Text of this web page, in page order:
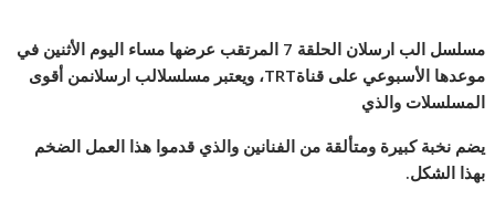
مسلسل الب ارسلان الحلقة 7 المرتقب عرضها مساء اليوم الأثنين في
موعدها الأسبوعي على قناةTRT، ويعتبر مسلسلالب ارسلانمن أقوى
المسلسلات والذي
يضم نخبة كبيرة ومتألقة من الفنانين والذي قدموا هذا العمل الضخم
بهذا الشكل.